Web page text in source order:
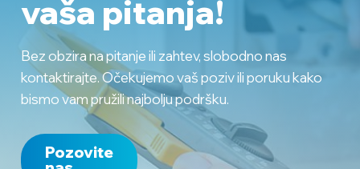
vaša pitanja!
Bez obzira na pitanje ili zahtev, slobodno nas
kontaktirajte. Očekujemo vaš poziv ili poruku kako
bismo vam pružili najbolju podršku.
Pozovite